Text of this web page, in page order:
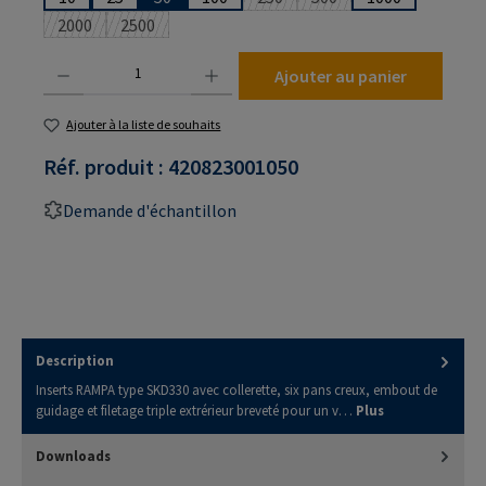
(Cette option n'est pas
(Cette option n'est pas
2000(Cette option n'est pas disponible pour le moment.)
2500(Cette option n'est pas disponible pour le moment.)
Ajouter au panier
Ajouter à la liste de souhaits
Réf. produit : 420823001050
Demande d'échantillon
Description
Inserts RAMPA type SKD330 avec collerette, six pans creux, embout de
guidage et filetage triple extrérieur breveté pour un v… Plus
Downloads